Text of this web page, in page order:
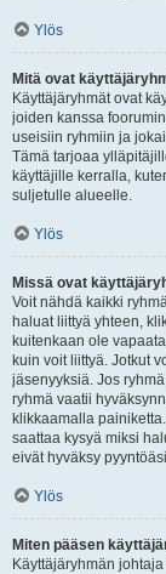
Ylös
Mitä ovat
Käyttäjäryhmät ovat
joiden kanssa
useisiin ryhmiin ja
Tämä tarjoaa
käyttäjille kerralla,
suljetulle alueelle.
Ylös
Missä ovat
Voit nähdä kaikki
haluat liittyä yhteen,
kuitenkaan ole
kuin voit liittyä. Jotkut
jäsenyyksiä. Jos
ryhmä vaatii
klikkaamalla
saattaa kysyä miksi
eivät hyväksy
Ylös
Miten pääsen
Käyttäjäryhmän